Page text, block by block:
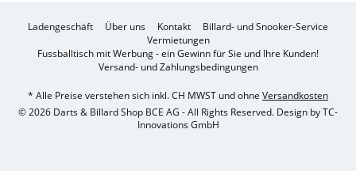
Ladengeschäft Über uns Kontakt
Billard- und Snooker-Service
Vermietungen
Fussballtisch mit Werbung - ein Gewinn für Sie und Ihre Kunden!
Versand- und Zahlungsbedingungen
* Alle Preise verstehen sich inkl. CH MWST und ohne Versandkosten
© 2026 Darts & Billard Shop BCE AG - All Rights Reserved. Design byTC-
Innovations GmbH